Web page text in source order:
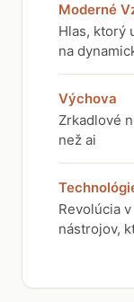
Moderné
Hlas, ktorý
na
Výchova
Zrkadlové
než ai
Revolúcia
nástrojov,